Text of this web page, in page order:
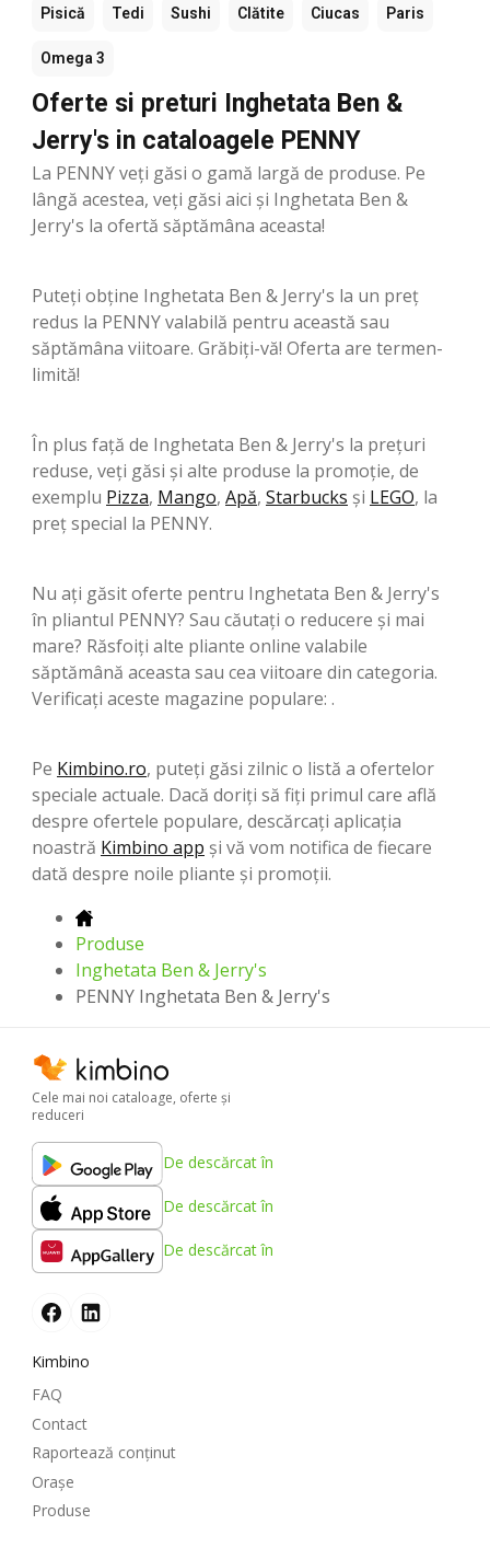
Pisică Tedi Sushi Clătite Ciucas Paris
Omega 3
Oferte si preturi Inghetata Ben &
Jerry's in cataloagele PENNY
La PENNY veți găsi o gamă largă de produse. Pe
lângă acestea, veți găsi aici și Inghetata Ben &
Jerry's la ofertă săptămâna aceasta!
Puteți obține Inghetata Ben & Jerry's la un preț
redus la PENNY valabilă pentru această sau
săptămâna viitoare. Grăbiți-vă! Oferta are termen-
limită!
În plus față de Inghetata Ben & Jerry's la prețuri
reduse, veți găsi și alte produse la promoție, de
exemplu Pizza, Mango, Apă, Starbucks şi LEGO, la
preț special la PENNY.
Nu ați găsit oferte pentru Inghetata Ben & Jerry's
în pliantul PENNY? Sau căutați o reducere și mai
mare? Răsfoiți alte pliante online valabile
săptămână aceasta sau cea viitoare din categoria.
Verificați aceste magazine populare: .
Pe Kimbino.ro, puteți găsi zilnic o listă a ofertelor
speciale actuale. Dacă doriți să fiți primul care află
despre ofertele populare, descărcați aplicația
noastră Kimbino app și vă vom notifica de fiecare
dată despre noile pliante și promoții.
Produse
Inghetata Ben & Jerry's
PENNY Inghetata Ben & Jerry's
Cele mai noi cataloage, oferte şi
reduceri
De descărcat în
De descărcat în
De descărcat în
Kimbino
FAQ
Contact
Raportează conținut
Oraşe
Produse